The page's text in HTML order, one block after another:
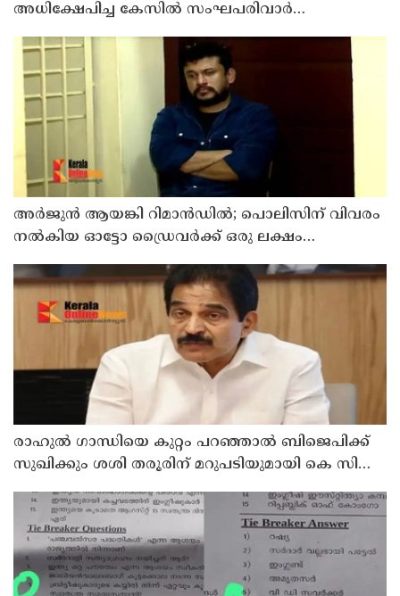
അധിക്ഷേപിച്ച കേസില്‍ സംഘപരിവാർ
സഹയാത്രികൻ ടി ജി മോഹന്‍ദാസ് കസ്റ്റഡിയിൽ
അര്‍ജുന്‍ ആയങ്കി റിമാന്‍ഡില്‍; പൊലിസിന് വിവരം
നൽകിയ ഓട്ടോ ഡ്രൈവർക്ക് ഒരു ലക്ഷം
പാരിതോഷികം നൽകുമെന്ന് മന്ത്രി
രാഹുല്‍ ഗാന്ധിയെ കുറ്റം പറഞ്ഞാല്‍ ബിജെപിക്ക്
സുഖിക്കും ശശി തരൂരിന് മറുപടിയുമായി കെ സി
വേണുഗോപാല്‍